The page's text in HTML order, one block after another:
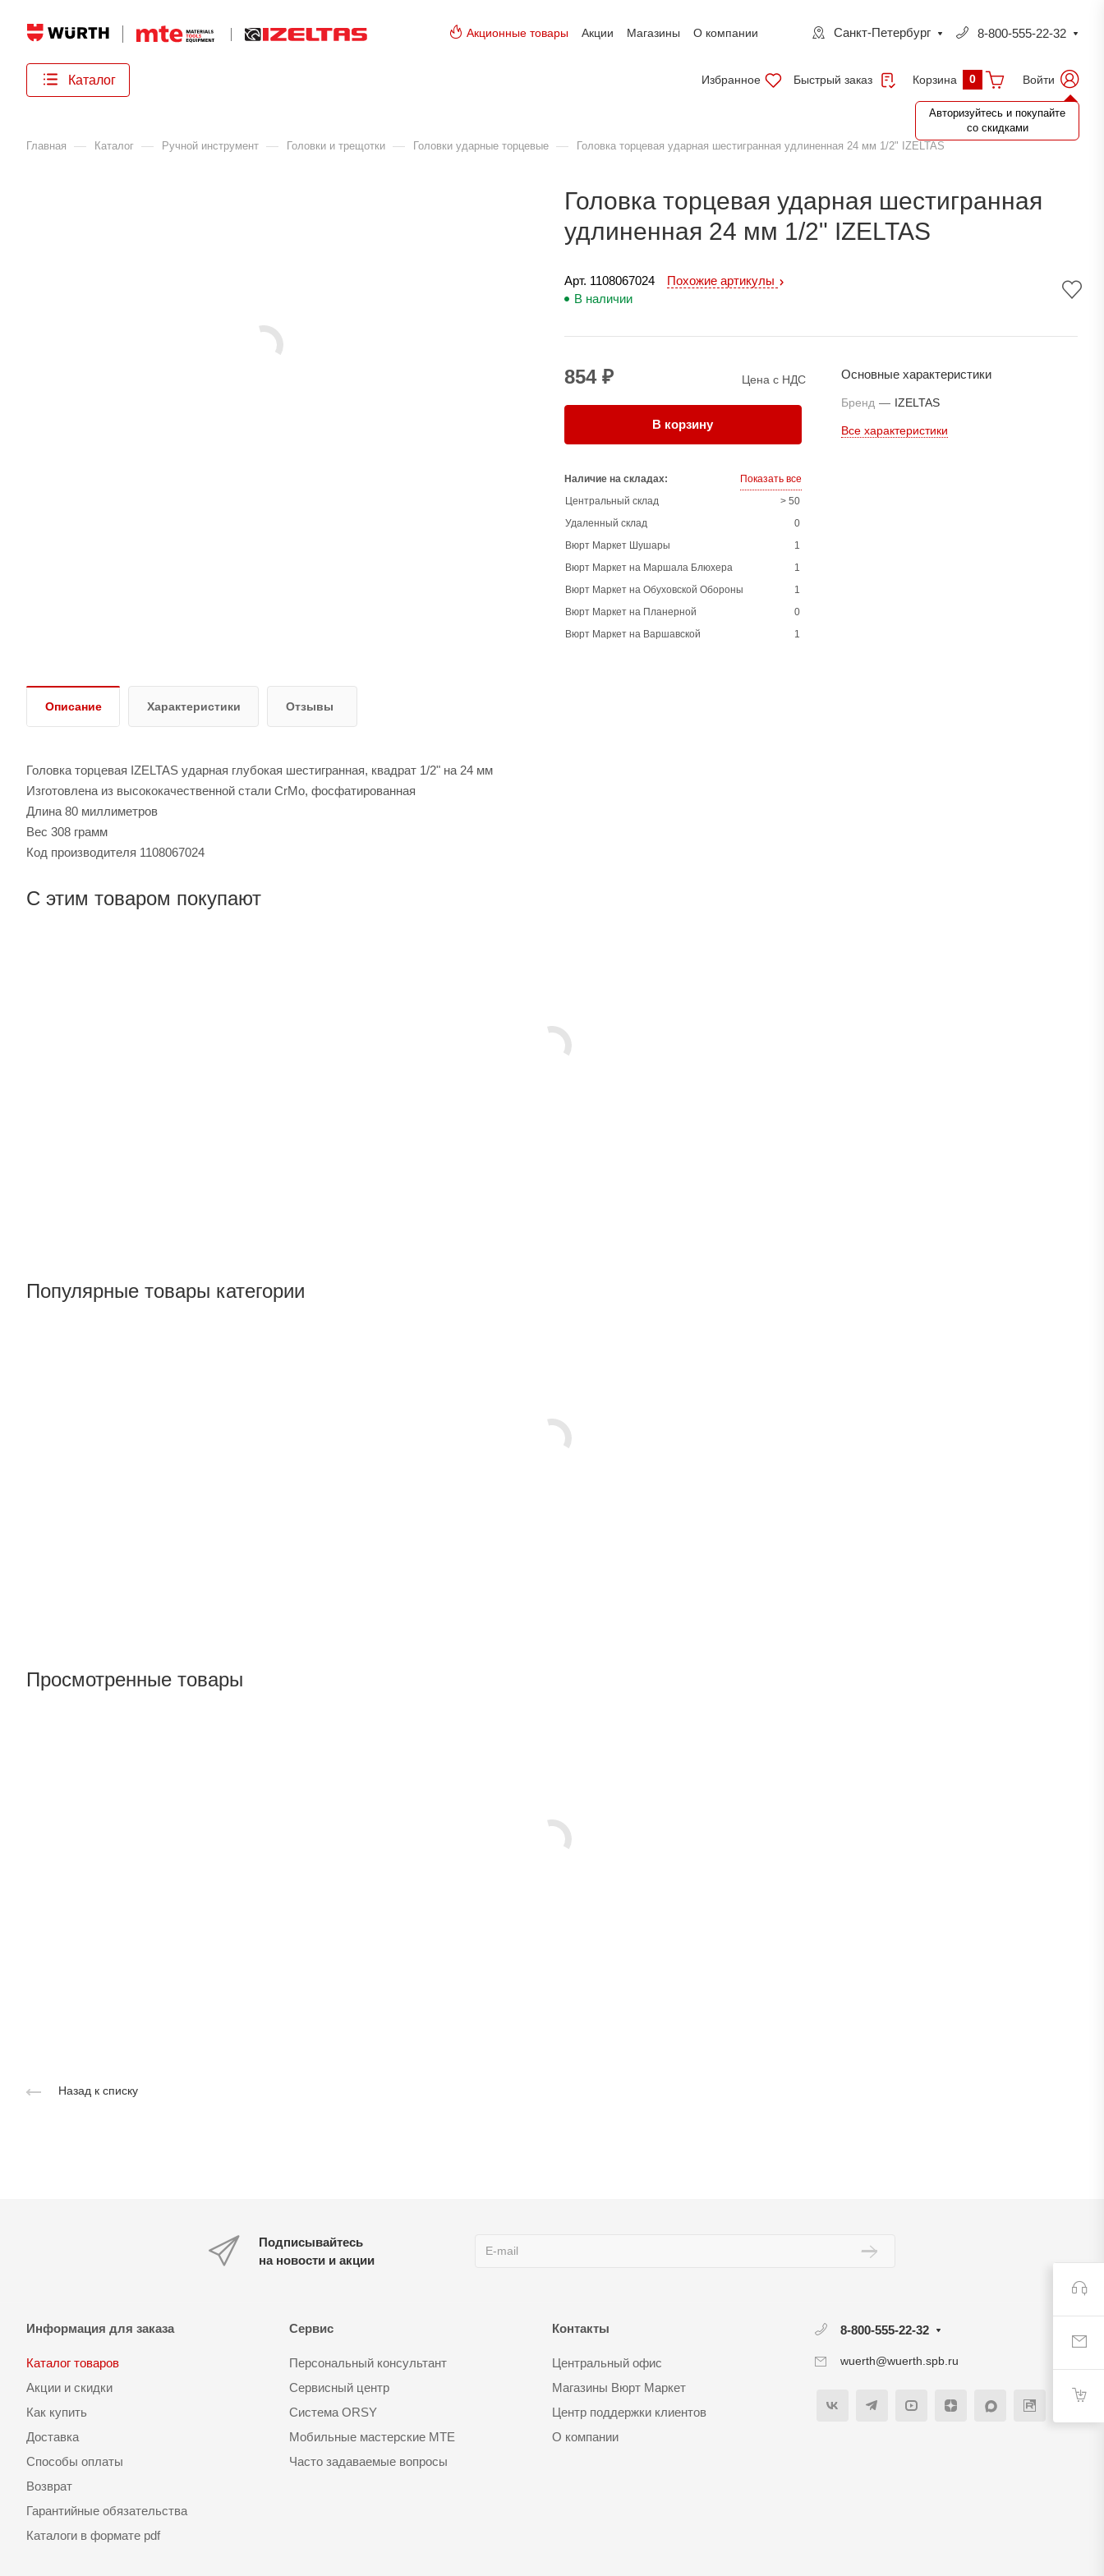
Акционные товары Акции Магазины О компании Санкт-Петербург 8-800-555-22-32
Каталог Избранное Быстрый заказ Корзина 0 Войти
Авторизуйтесь и покупайте
со скидками
Главная
— Каталог — Ручной инструмент — Головки и трещотки — Головки ударные торцевые — Головка торцевая ударная шестигранная удлиненная 24 мм 1/2" IZELTAS
Головка торцевая ударная шестигранная
удлиненная 24 мм 1/2" IZELTAS
Арт. 1108067024
Похожие артикулы
В наличии
854 ₽ Цена с НДС
В корзину
Наличие на складах:
Показать все
Центральный склад
> 50
Удаленный склад
0
Вюрт Маркет Шушары
1
Вюрт Маркет на Маршала Блюхера
1
Вюрт Маркет на Обуховской Обороны
1
Вюрт Маркет на Планерной
0
Вюрт Маркет на Варшавской
1
Основные характеристики
Бренд — IZELTAS
Все характеристики
Описание Характеристики Отзывы
Головка торцевая IZELTAS ударная глубокая шестигранная, квадрат 1/2" на 24 мм
Изготовлена из высококачественной стали CrMo, фосфатированная
Длина 80 миллиметров
Вес 308 грамм
Код производителя 1108067024
С этим товаром покупают
Популярные товары категории
Просмотренные товары
Назад к списку
Подписывайтесь
на новости и акции
Информация для заказа
Каталог товаров
Акции и скидки
Как купить
Доставка
Способы оплаты
Возврат
Гарантийные обязательства
Каталоги в формате pdf
Сервис
Персональный консультант
Сервисный центр
Система ORSY
Мобильные мастерские MTE
Часто задаваемые вопросы
Контакты
Центральный офис
Магазины Вюрт Маркет
Центр поддержки клиентов
О компании
8-800-555-22-32
wuerth@wuerth.spb.ru